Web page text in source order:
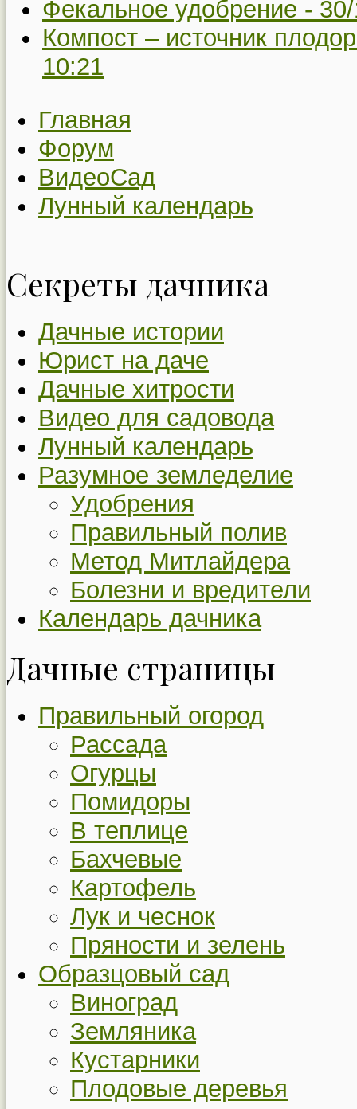
Фекальное удобрение -
Компост – источник
10:21
Главная
Форум
ВидеоСад
Лунный календарь
Секреты дачника
Дачные истории
Юрист на даче
Дачные хитрости
Видео для садовода
Лунный календарь
Разумное земледелие
Удобрения
Правильный полив
Метод Митлайдера
Болезни и вредители
Календарь дачника
Дачные страницы
Правильный огород
Рассада
Огурцы
Помидоры
В теплице
Бахчевые
Картофель
Лук и чеснок
Пряности и зелень
Образцовый сад
Виноград
Земляника
Кустарники
Плодовые деревья